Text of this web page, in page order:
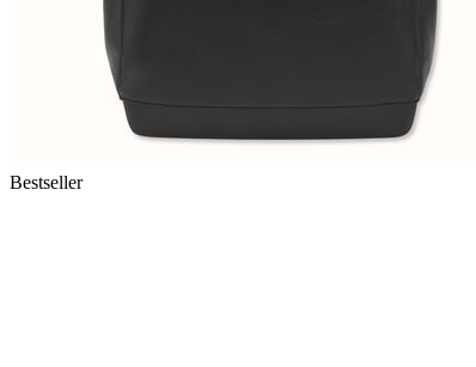
Bestseller